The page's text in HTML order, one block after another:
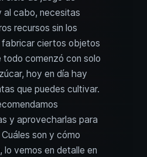
al cabo, necesitas
recursos sin los
fabricar ciertos objetos
todo comenzó con solo
hoy en día hay
que puedes cultivar.
y aprovecharlas para
son y cómo
lo vemos en detalle en